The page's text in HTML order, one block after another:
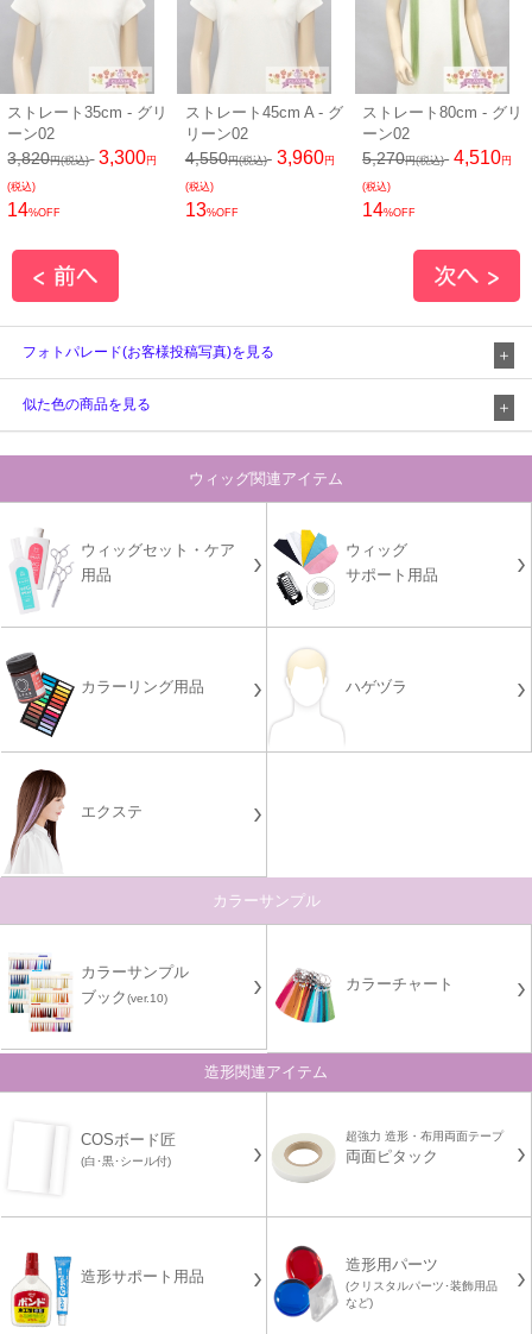
ストレート35cm - グリ
ーン02
3,820円(税込) 3,300円
(税込)
14%OFF
ストレート45cm A - グ
リーン02
4,550円(税込) 3,960円
(税込)
13%OFF
ストレート80cm - グリ
ーン02
5,270円(税込) 4,510円
(税込)
14%OFF
フォトパレード(お客様投稿写真)を見る
似た色の商品を見る
ウィッグ関連アイテム
ウィッグセット・ケア
用品
ウィッグ
サポート用品
カラーリング用品 ハゲヅラ
エクステ
カラーサンプル
カラーサンプル
ブック(ver.10)
カラーチャート
造形関連アイテム
COSボード匠
(白･黒･シール付)
超強力 造形・布用両面テープ
両面ピタック
造形サポート用品
造形用パーツ
(クリスタルパーツ･装飾用品
など)